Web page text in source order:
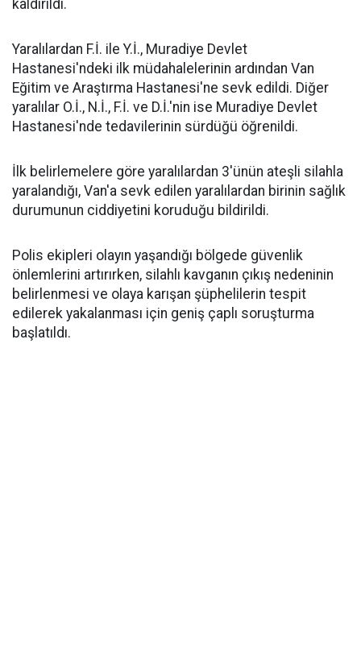
kaldırıldı.
Yaralılardan F.İ. ile Y.İ., Muradiye Devlet
Hastanesi'ndeki ilk müdahalelerinin ardından Van
Eğitim ve Araştırma Hastanesi'ne sevk edildi. Diğer
yaralılar O.İ., N.İ., F.İ. ve D.İ.'nin ise Muradiye Devlet
Hastanesi'nde tedavilerinin sürdüğü öğrenildi.
İlk belirlemelere göre yaralılardan 3'ünün ateşli silahla
yaralandığı, Van'a sevk edilen yaralılardan birinin sağlık
durumunun ciddiyetini koruduğu bildirildi.
Polis ekipleri olayın yaşandığı bölgede güvenlik
önlemlerini artırırken, silahlı kavganın çıkış nedeninin
belirlenmesi ve olaya karışan şüphelilerin tespit
edilerek yakalanması için geniş çaplı soruşturma
başlatıldı.